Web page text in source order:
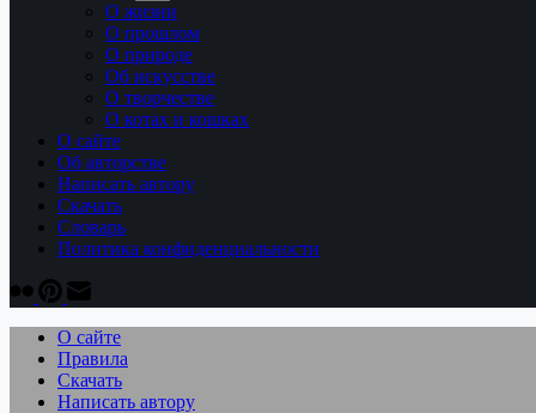
О жизни
О прошлом
О природе
Об искусстве
О творчестве
О котах и кошках
О сайте
Об авторстве
Написать автору
Скачать
Cловарь
Политика конфиденциальности
О сайте
Правила
Скачать
Написать автору